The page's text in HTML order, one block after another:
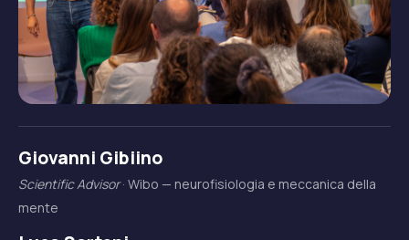
Giovanni Gibiino
Scientific Advisor· Wibo — neurofisiologia e meccanica della
mente